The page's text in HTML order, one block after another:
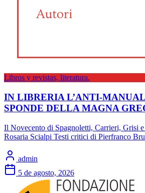
Libros y revistas, literatura.
IN LIBRERIA L’ANTI-
SPONDE DELLA MAGNA
Il Novecento di Spagnoletti, Carrieri, Grisi
Rosaria Scialpi Testi critici di Pierfranco
admin
5 de agosto, 2026